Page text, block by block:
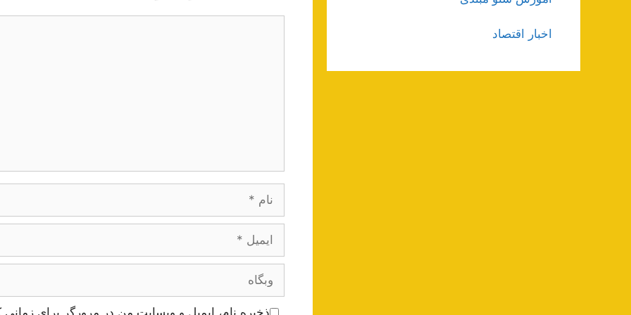
وبگاه
ذخیره نام، ایمیل و وبسایت من در مرورگر برای زمانی
اخبار اقتصاد